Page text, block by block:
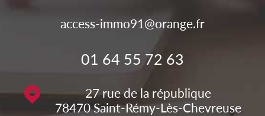
access-immo91@orange.fr
01 64 55 72 63
27 rue de la république
78470 Saint-Rémy-Lès-Chevreuse